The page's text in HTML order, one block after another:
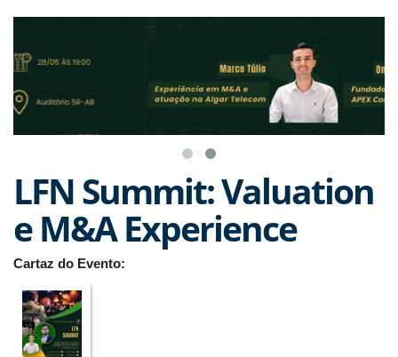
LFN Summit: Valuation
e M&A Experience
Cartaz do Evento: